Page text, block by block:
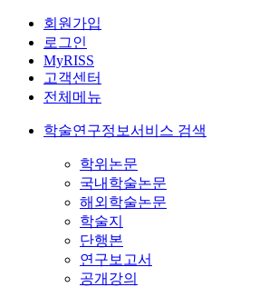
회원가입
로그인
MyRISS
고객센터
전체메뉴
학술연구정보서비스 검색
학위논문
국내학술논문
해외학술논문
학술지
단행본
연구보고서
공개강의